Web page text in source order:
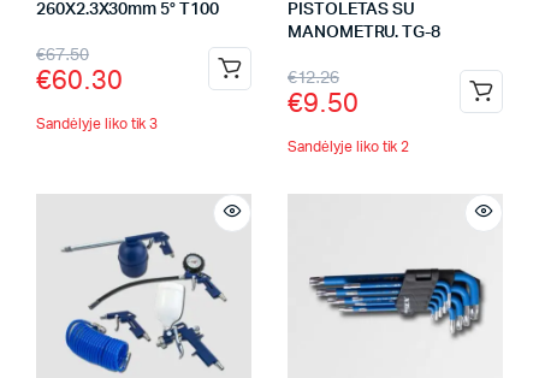
260X2.3X30mm 5° T100
€67.50
€60.30
Sandėlyje liko tik 3
PISTOLETAS SU
MANOMETRU. TG-8
€12.26
€9.50
Sandėlyje liko tik 2